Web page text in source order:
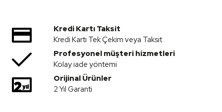
Kredi Kartı Taksit
Kredi Kartı Tek Çekim veya Taksit
Profesyonel müşteri hizmetleri
Kolay iade yöntemi
Orijinal Ürünler
2 Yıl Garanti